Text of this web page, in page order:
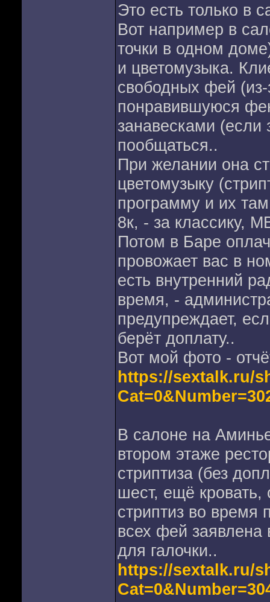
Это есть только в
Вот например в
точки в одном
и цветомузыка.
свободных фей (из-
понравившуюся
занавесками (если
пообщаться..
При желании она
цветомузыку
программу и их
8к, - за классику,
Потом в Баре
провожает вас в
есть внутренний
время, -
предупреждает,
берёт доплату..
Вот мой фото -
https://sextalk.ru/
В салоне на
втором этаже
стриптиза (без
шест, ещё кровать,
стриптиз во время
всех фей заявлена
для галочки..
https://sextalk.ru/